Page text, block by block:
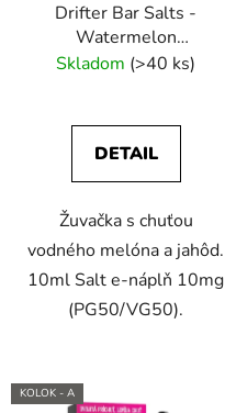
Drifter Bar Salts -
Watermelon
Strawberry Bubblegum
Skladom (>40 ks)
DETAIL
Žuvačka s chuťou
vodného melóna a jahôd.
10ml Salt e-náplň 10mg
(PG50/VG50).
KOLOK - A